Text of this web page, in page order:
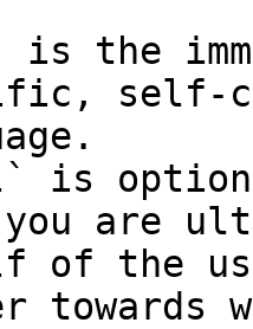
is the
self-
is
are
of the